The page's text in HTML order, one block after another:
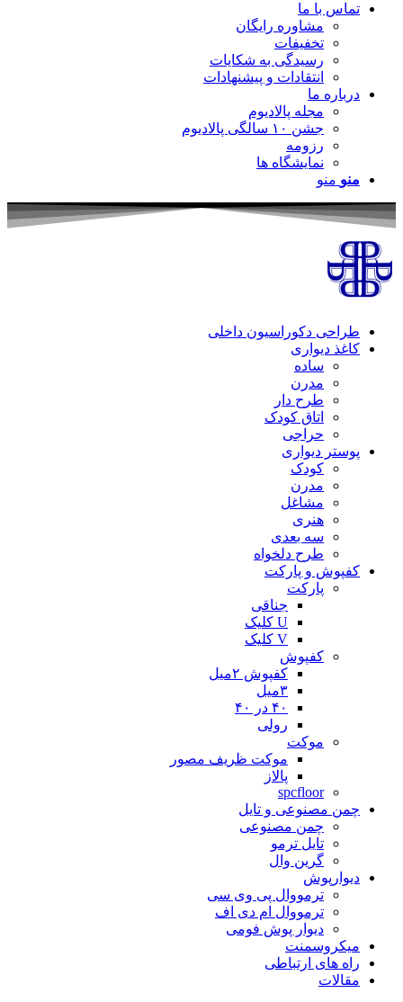
تماس با ما
مشاوره رایگان
تخفیفات
رسیدگی به شکایات
انتقادات و پیشنهادات
درباره ما
مجله پالادیوم
جشن ۱۰ سالگی پالادیوم
رزومه
نمایشگاه ها
منو منو
طراحی دکوراسیون داخلی
کاغذ دیواری
ساده
مدرن
طرح دار
اتاق کودک
حراجی
پوستر دیواری
کودک
مدرن
مشاغل
هنری
سه بعدی
طرح دلخواه
کفپوش و پارکت
پارکت
جناقی
U کلیک
V کلیک
کفپوش
کفپوش ۲میل
۳میل
۴۰ در ۴۰
رولی
موکت
موکت ظریف مصور
پالاز
spcfloor
چمن مصنوعی و تایل
چمن مصنوعی
تایل ترمو
گرین وال
دیوارپوش
ترمووال پی وی سی
ترمووال ام دی اف
دیوار پوش فومی
میکروسمنت
راه های ارتباطی
مقالات